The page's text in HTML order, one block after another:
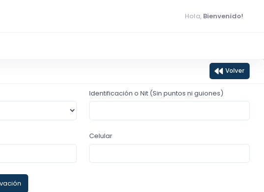
Hola, Bienvenido!
Volver
Identificación o Nit (Sin puntos ni guiones)
Celular